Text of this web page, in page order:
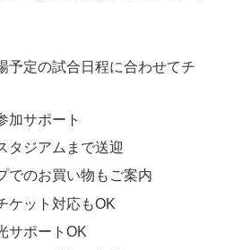
予定の試合日程に合わせてチ
加サポート
タジアムまで送迎
でのお買い物もご案内
ケット対応もOK
サポートOK